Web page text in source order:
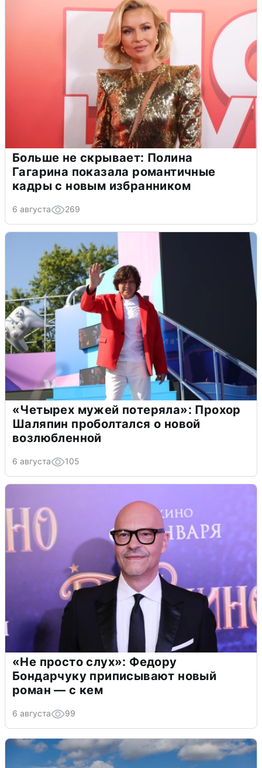
Больше не скрывает: Полина
Гагарина показала романтичные
кадры с новым избранником
6 августа 269
«Четырех мужей потеряла»: Прохор
Шаляпин проболтался о новой
возлюбленной
6 августа 105
«Не просто слух»: Федору
Бондарчуку приписывают новый
роман — с кем
6 августа 99